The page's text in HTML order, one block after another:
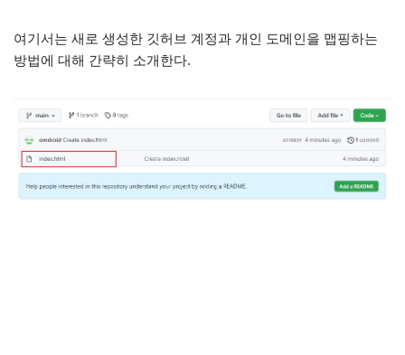
여기서는 새로 생성한 깃허브 계정과 개인 도메인을 맵핑하는
방법에 대해 간략히 소개한다.